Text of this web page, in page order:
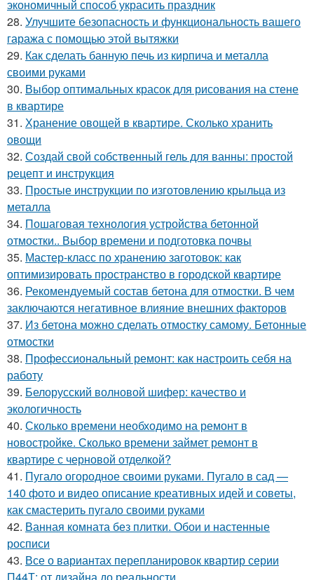
экономичный способ украсить праздник
28. Улучшите безопасность и функциональность вашего
гаража с помощью этой вытяжки
29. Как сделать банную печь из кирпича и металла
своими руками
30. Выбор оптимальных красок для рисования на стене
в квартире
31. Хранение овощей в квартире. Сколько хранить
овощи
32. Создай свой собственный гель для ванны: простой
рецепт и инструкция
33. Простые инструкции по изготовлению крыльца из
металла
34. Пошаговая технология устройства бетонной
отмостки.. Выбор времени и подготовка почвы
35. Мастер-класс по хранению заготовок: как
оптимизировать пространство в городской квартире
36. Рекомендуемый состав бетона для отмостки. В чем
заключаются негативное влияние внешних факторов
37. Из бетона можно сделать отмостку самому. Бетонные
отмостки
38. Профессиональный ремонт: как настроить себя на
работу
39. Белорусский волновой шифер: качество и
экологичность
40. Сколько времени необходимо на ремонт в
новостройке. Сколько времени займет ремонт в
квартире с черновой отделкой?
41. Пугало огородное своими руками. Пугало в сад —
140 фото и видео описание креативных идей и советы,
как смастерить пугало своими руками
42. Ванная комната без плитки. Обои и настенные
росписи
43. Все о вариантах перепланировок квартир серии
П44Т: от дизайна до реальности